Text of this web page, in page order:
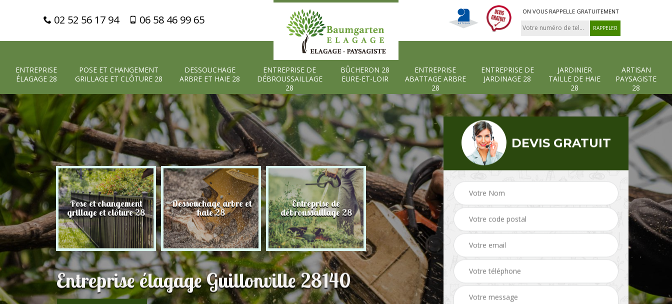
02 52 56 17 94 06 58 46 99 65
ON VOUS RAPPELLE GRATUITEMENT
ENTREPRISE
ÉLAGAGE 28
POSE ET CHANGEMENT
GRILLAGE ET CLÔTURE 28
DESSOUCHAGE
ARBRE ET HAIE 28
ENTREPRISE DE
DÉBROUSSAILLAGE
28
BÛCHERON 28
EURE-ET-LOIR
ENTREPRISE
ABATTAGE ARBRE
28
ENTREPRISE DE
JARDINAGE 28
JARDINIER
TAILLE DE HAIE
28
ARTISAN
PAYSAGISTE
28
28 Pose et changement
grillage et clôture 28
Dessouchage arbre et
haie 28
Entreprise de
débroussaillage 28
Bûcheron 28 Eure-et-
Loir
Entreprise abattage Entreprise de
jardinage 28
Entreprise élagage Guillonville 28140
DEVIS GRATUIT